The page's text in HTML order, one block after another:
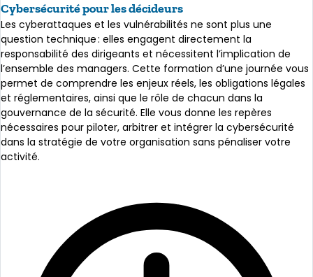
Cybersécurité pour les décideurs
Les cyberattaques et les vulnérabilités ne sont plus une
question technique : elles engagent directement la
responsabilité des dirigeants et nécessitent l’implication de
l’ensemble des managers. Cette formation d’une journée vous
permet de comprendre les enjeux réels, les obligations légales
et réglementaires, ainsi que le rôle de chacun dans la
gouvernance de la sécurité. Elle vous donne les repères
nécessaires pour piloter, arbitrer et intégrer la cybersécurité
dans la stratégie de votre organisation sans pénaliser votre
activité.